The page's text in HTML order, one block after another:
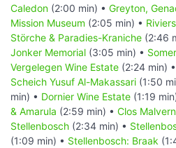
Caledon (2:00 min) • Greyton,
Mission Museum (2:05 min) •
Störche & Paradies-Kraniche (2:46
Jonker Memorial (3:05 min) •
Vergelegen Wine Estate (2:24 min) •
Scheich Yusuf Al-Makassari (1:50
min) • Dornier Wine Estate (1:19
& Amarula (2:59 min) • Clos
Stellenbosch (2:34 min) •
(1:09 min) • Stellenbosch: Braak